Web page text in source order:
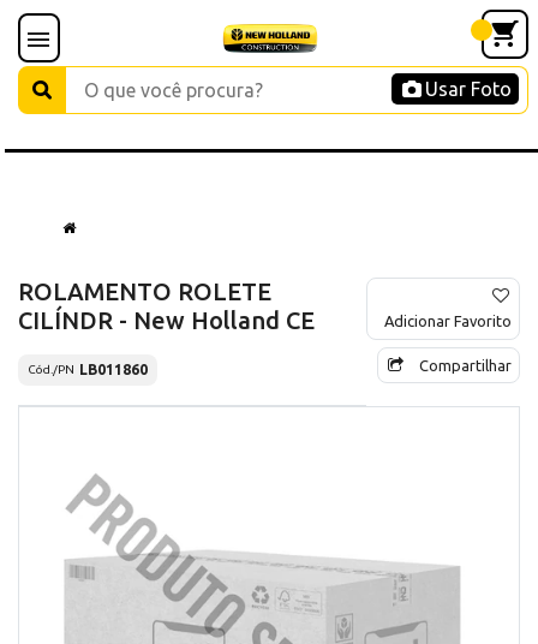
Usar Foto
ROLAMENTO ROLETE
CILÍNDR - New Holland CE
Cód./PN LB011860
Adicionar Favorito
Compartilhar